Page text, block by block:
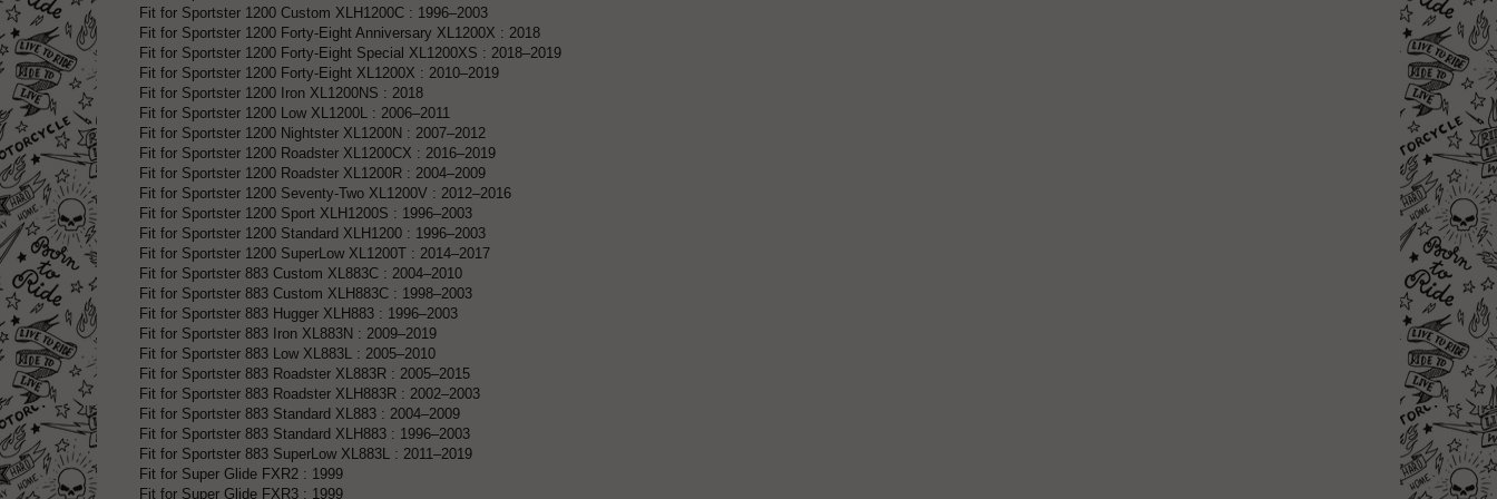
Fit for Sportster 1200 Custom XLH1200C : 1996–2003
Fit for Sportster 1200 Forty-Eight Anniversary XL1200X : 2018
Fit for Sportster 1200 Forty-Eight Special XL1200XS : 2018–2019
Fit for Sportster 1200 Forty-Eight XL1200X : 2010–2019
Fit for Sportster 1200 Iron XL1200NS : 2018
Fit for Sportster 1200 Low XL1200L : 2006–2011
Fit for Sportster 1200 Nightster XL1200N : 2007–2012
Fit for Sportster 1200 Roadster XL1200CX : 2016–2019
Fit for Sportster 1200 Roadster XL1200R : 2004–2009
Fit for Sportster 1200 Seventy-Two XL1200V : 2012–2016
Fit for Sportster 1200 Sport XLH1200S : 1996–2003
Fit for Sportster 1200 Standard XLH1200 : 1996–2003
Fit for Sportster 1200 SuperLow XL1200T : 2014–2017
Fit for Sportster 883 Custom XL883C : 2004–2010
Fit for Sportster 883 Custom XLH883C : 1998–2003
Fit for Sportster 883 Hugger XLH883 : 1996–2003
Fit for Sportster 883 Iron XL883N : 2009–2019
Fit for Sportster 883 Low XL883L : 2005–2010
Fit for Sportster 883 Roadster XL883R : 2005–2015
Fit for Sportster 883 Roadster XLH883R : 2002–2003
Fit for Sportster 883 Standard XL883 : 2004–2009
Fit for Sportster 883 Standard XLH883 : 1996–2003
Fit for Sportster 883 SuperLow XL883L : 2011–2019
Fit for Super Glide FXR2 : 1999
Fit for Super Glide FXR3 : 1999